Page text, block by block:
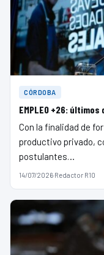
CÓRDOBA
EMPLEO +26:
Con la finalidad de
productivo privado,
postulantes…
14/07/2026·Redactor R10